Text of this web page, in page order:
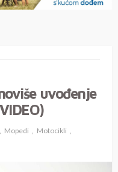
uvođenje
Mopedi
Motocikli